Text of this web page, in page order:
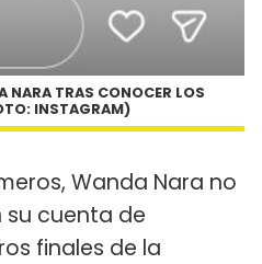
NARA TRAS CONOCER LOS
INSTAGRAM)
Wanda Nara no
cuenta de
finales de la